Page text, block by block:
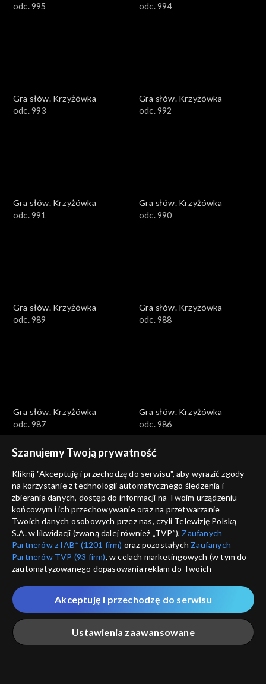
odc. 995
odc. 994
Gra słów. Krzyżówka
odc. 993
Gra słów. Krzyżówka
odc. 992
Gra słów. Krzyżówka
odc. 991
Gra słów. Krzyżówka
odc. 990
Gra słów. Krzyżówka
odc. 989
Gra słów. Krzyżówka
odc. 988
Gra słów. Krzyżówka
odc. 987
Gra słów. Krzyżówka
odc. 986
Gra słów. Krzyżówka
odc. 985
Gra słów. Krzyżówka
odc. 984
Gra słów. Krzyżówka
odc. 983
Gra słów. Krzyżówka
odc. 982
Szanujemy Twoją prywatność
Kliknij "Akceptuję i przechodzę do serwisu", aby wyrazić zgody
na korzystanie z technologii automatycznego śledzenia i
zbierania danych, dostęp do informacji na Twoim urządzeniu
końcowym i ich przechowywanie oraz na przetwarzanie
Twoich danych osobowych przez nas, czyli Telewizję Polską
S.A. w likwidacji (zwaną dalej również „TVP”), Zaufanych
Partnerów z IAB* (1201 firm) oraz pozostałych Zaufanych
Partnerów TVP (93 firm), w celach marketingowych (w tym do
zautomatyzowanego dopasowania reklam do Twoich
które wskazujemy poniżej, a także zgody na udostępnianie
przez nas identyfikatora PPID do Google.
Twoje dane osobowe zbierane podczas odwiedzania przez
Ciebie naszych
poszczególnych serwisówzwanych dalej
„Portalem”, w tym informacje zapisywane za pomocą
Ustawienia zaawansowane
Akceptuję i przechodzę do serwisu